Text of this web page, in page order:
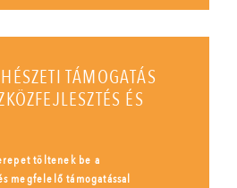
TÁMOGATÁS
ÉS
töltenek be a
megfelelő támogatással